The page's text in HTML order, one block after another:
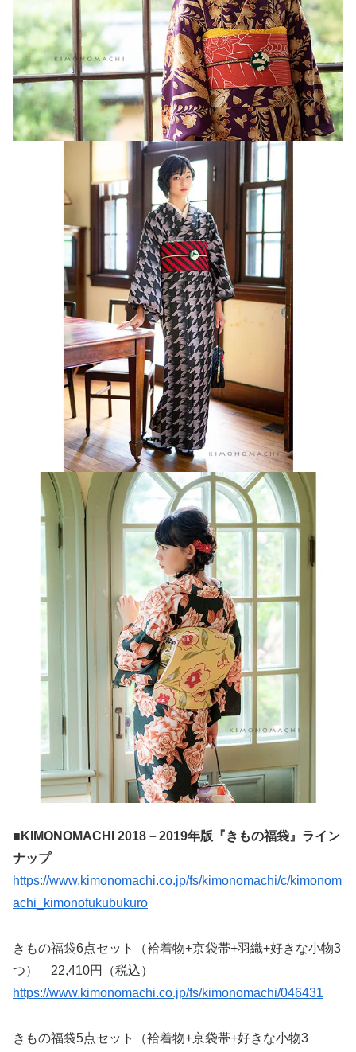
■KIMONOMACHI 2018－2019年版『きもの福袋』ライン
ナップ
https://www.kimonomachi.co.jp/fs/kimonomachi/c/kimonom
achi_kimonofukubukuro
きもの福袋6点セット（袷着物+京袋帯+羽織+好きな小物3
つ） 22,410円（税込）
https://www.kimonomachi.co.jp/fs/kimonomachi/046431
きもの福袋5点セット（袷着物+京袋帯+好きな小物3